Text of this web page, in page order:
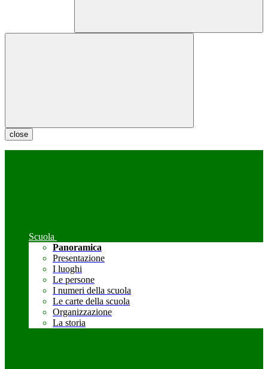
close
Scuola
Panoramica
Presentazione
I luoghi
Le persone
I numeri della scuola
Le carte della scuola
Organizzazione
La storia